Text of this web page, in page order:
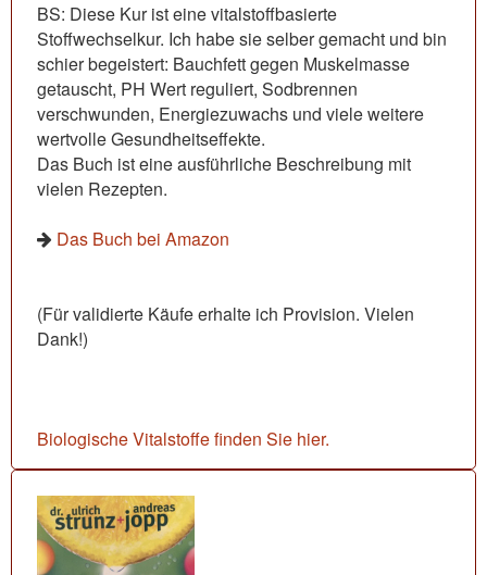
BS: Diese Kur ist eine vitalstoffbasierte
Stoffwechselkur. Ich habe sie selber gemacht und bin
schier begeistert: Bauchfett gegen Muskelmasse
getauscht, PH Wert reguliert, Sodbrennen
verschwunden, Energiezuwachs und viele weitere
wertvolle Gesundheitseffekte.
Das Buch ist eine ausführliche Beschreibung mit
vielen Rezepten.
Das Buch bei Amazon
(Für validierte Käufe erhalte ich Provision. Vielen
Dank!)
Biologische Vitalstoffe finden Sie hier.